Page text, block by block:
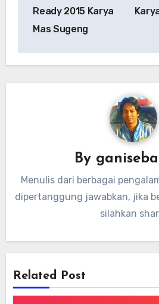
Ready 2015 Karya
Mas Sugeng
By
Menulis dari berbagai
dipertanggung jawabkan, jika
silahkan
Related Post